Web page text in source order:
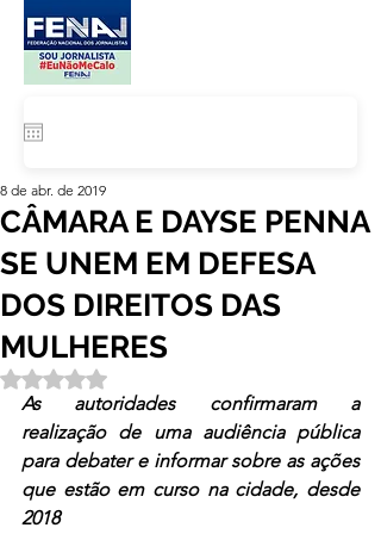
CÂMARA E DAYSE PENNA
SE UNEM EM DEFESA
DOS DIREITOS DAS
MULHERES
8 de abr. de 2019
Avaliado com NaN de 5 estrelas.
As autoridades confirmaram a
realização de uma audiência pública
para debater e informar sobre as ações
que estão em curso na cidade, desde
2018